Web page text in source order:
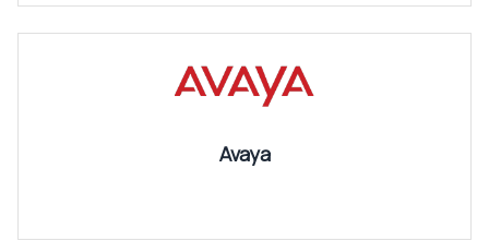
Avaya